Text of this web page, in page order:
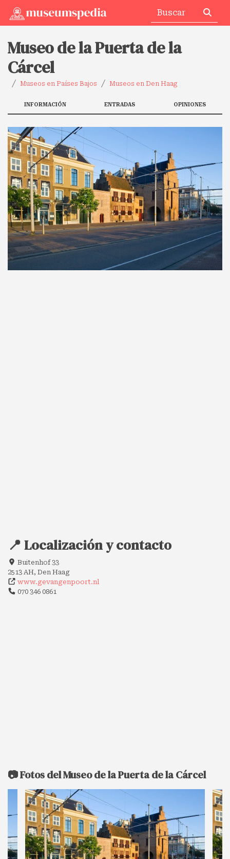
Museo de la Puerta de la
Cárcel
Museos en Países Bajos Museos en Den Haag
INFORMACIÓN ENTRADAS OPINIONES
📍 Localización y contacto
Buitenhof 33
2513 AH, Den Haag
www.gevangenpoort.nl
070 346 0861
📷 Fotos del Museo de la Puerta de la Cárcel